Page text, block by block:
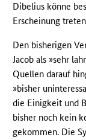
Dibelius könne
Erscheinung
Den bisherigen
Jacob als »sehr
Quellen darauf
»bisher
die Einigkeit und
bisher noch kein
gekommen. Die